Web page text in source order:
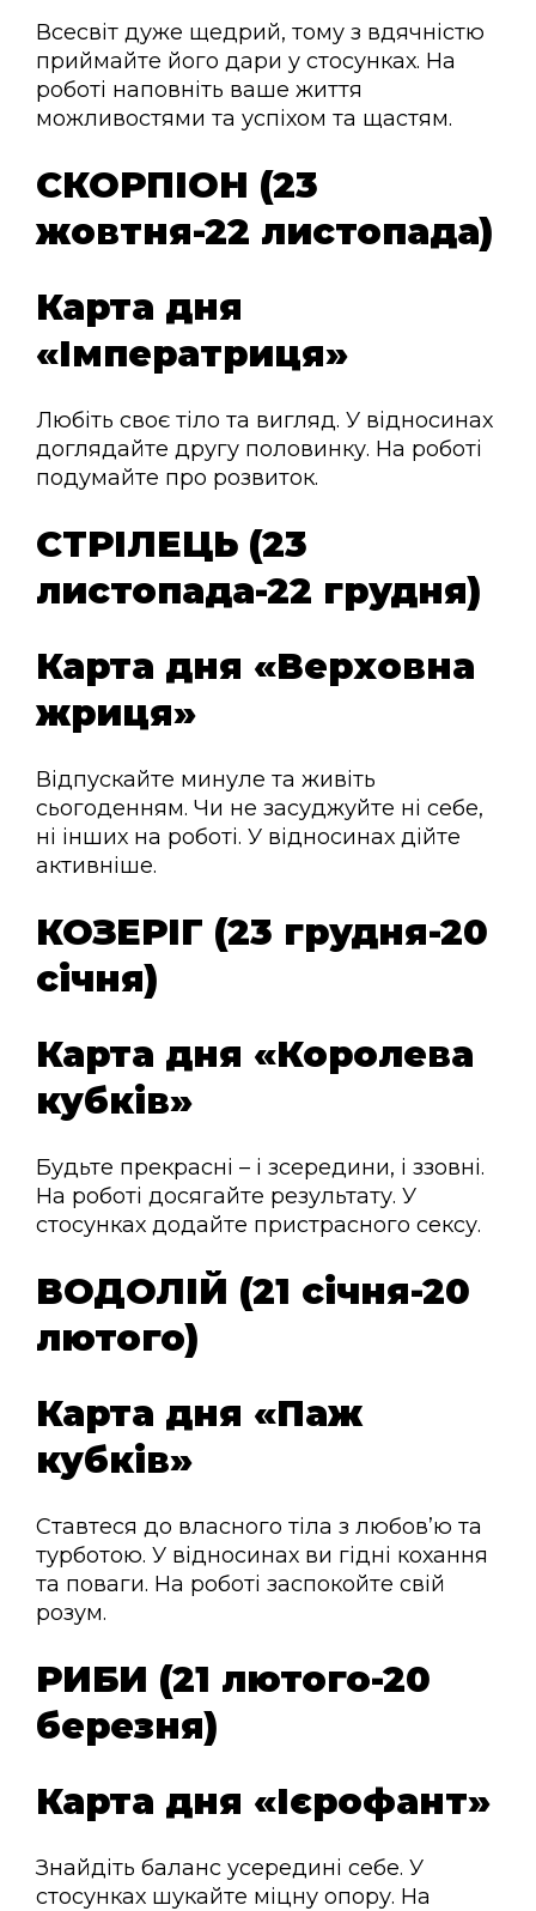
Всесвіт дуже щедрий, тому з вдячністю
приймайте його дари у стосунках. На
роботі наповніть ваше життя
можливостями та успіхом та щастям.
СКОРПІОН (23
жовтня-22 листопада)
Карта дня
«Імператриця»
Любіть своє тіло та вигляд. У відносинах
доглядайте другу половинку. На роботі
подумайте про розвиток.
СТРІЛЕЦЬ (23
листопада-22 грудня)
Карта дня «Верховна
жриця»
Відпускайте минуле та живіть
сьогоденням. Чи не засуджуйте ні себе,
ні інших на роботі. У відносинах дійте
активніше.
КОЗЕРІГ (23 грудня-20
січня)
Карта дня «Королева
кубків»
Будьте прекрасні – і зсередини, і ззовні.
На роботі досягайте результату. У
стосунках додайте пристрасного сексу.
ВОДОЛІЙ (21 січня-20
лютого)
Карта дня «Паж
кубків»
Ставтеся до власного тіла з любов’ю та
турботою. У відносинах ви гідні кохання
та поваги. На роботі заспокойте свій
розум.
РИБИ (21 лютого-20
березня)
Карта дня «Ієрофант»
Знайдіть баланс усередині себе. У
стосунках шукайте міцну опору. На